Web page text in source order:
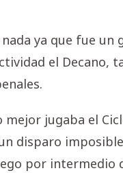
ya que fue
el Decano,
mejor jugaba el
disparo
por intermedio